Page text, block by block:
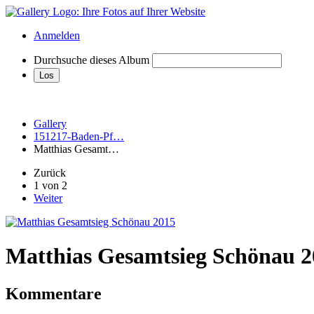
Anmelden
Durchsuche dieses Album
Gallery
151217-Baden-Pf…
Matthias Gesamt…
Zurück
1 von 2
Weiter
Matthias Gesamtsieg Schönau
Kommentare